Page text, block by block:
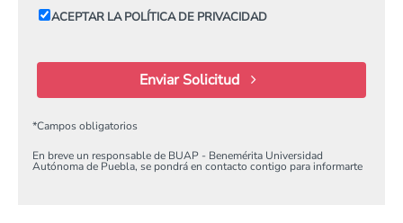
ACEPTAR LA POLÍTICA DE PRIVACIDAD
Enviar Solicitud
*Campos obligatorios
En breve un responsable de BUAP - Benemérita Universidad
Autónoma de Puebla, se pondrá en contacto contigo para informarte